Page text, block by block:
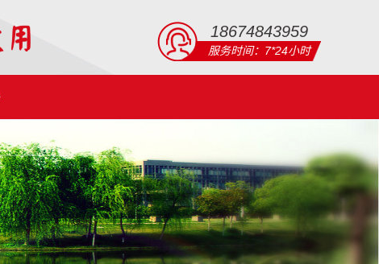
18674843959
服务时间：7*24小时